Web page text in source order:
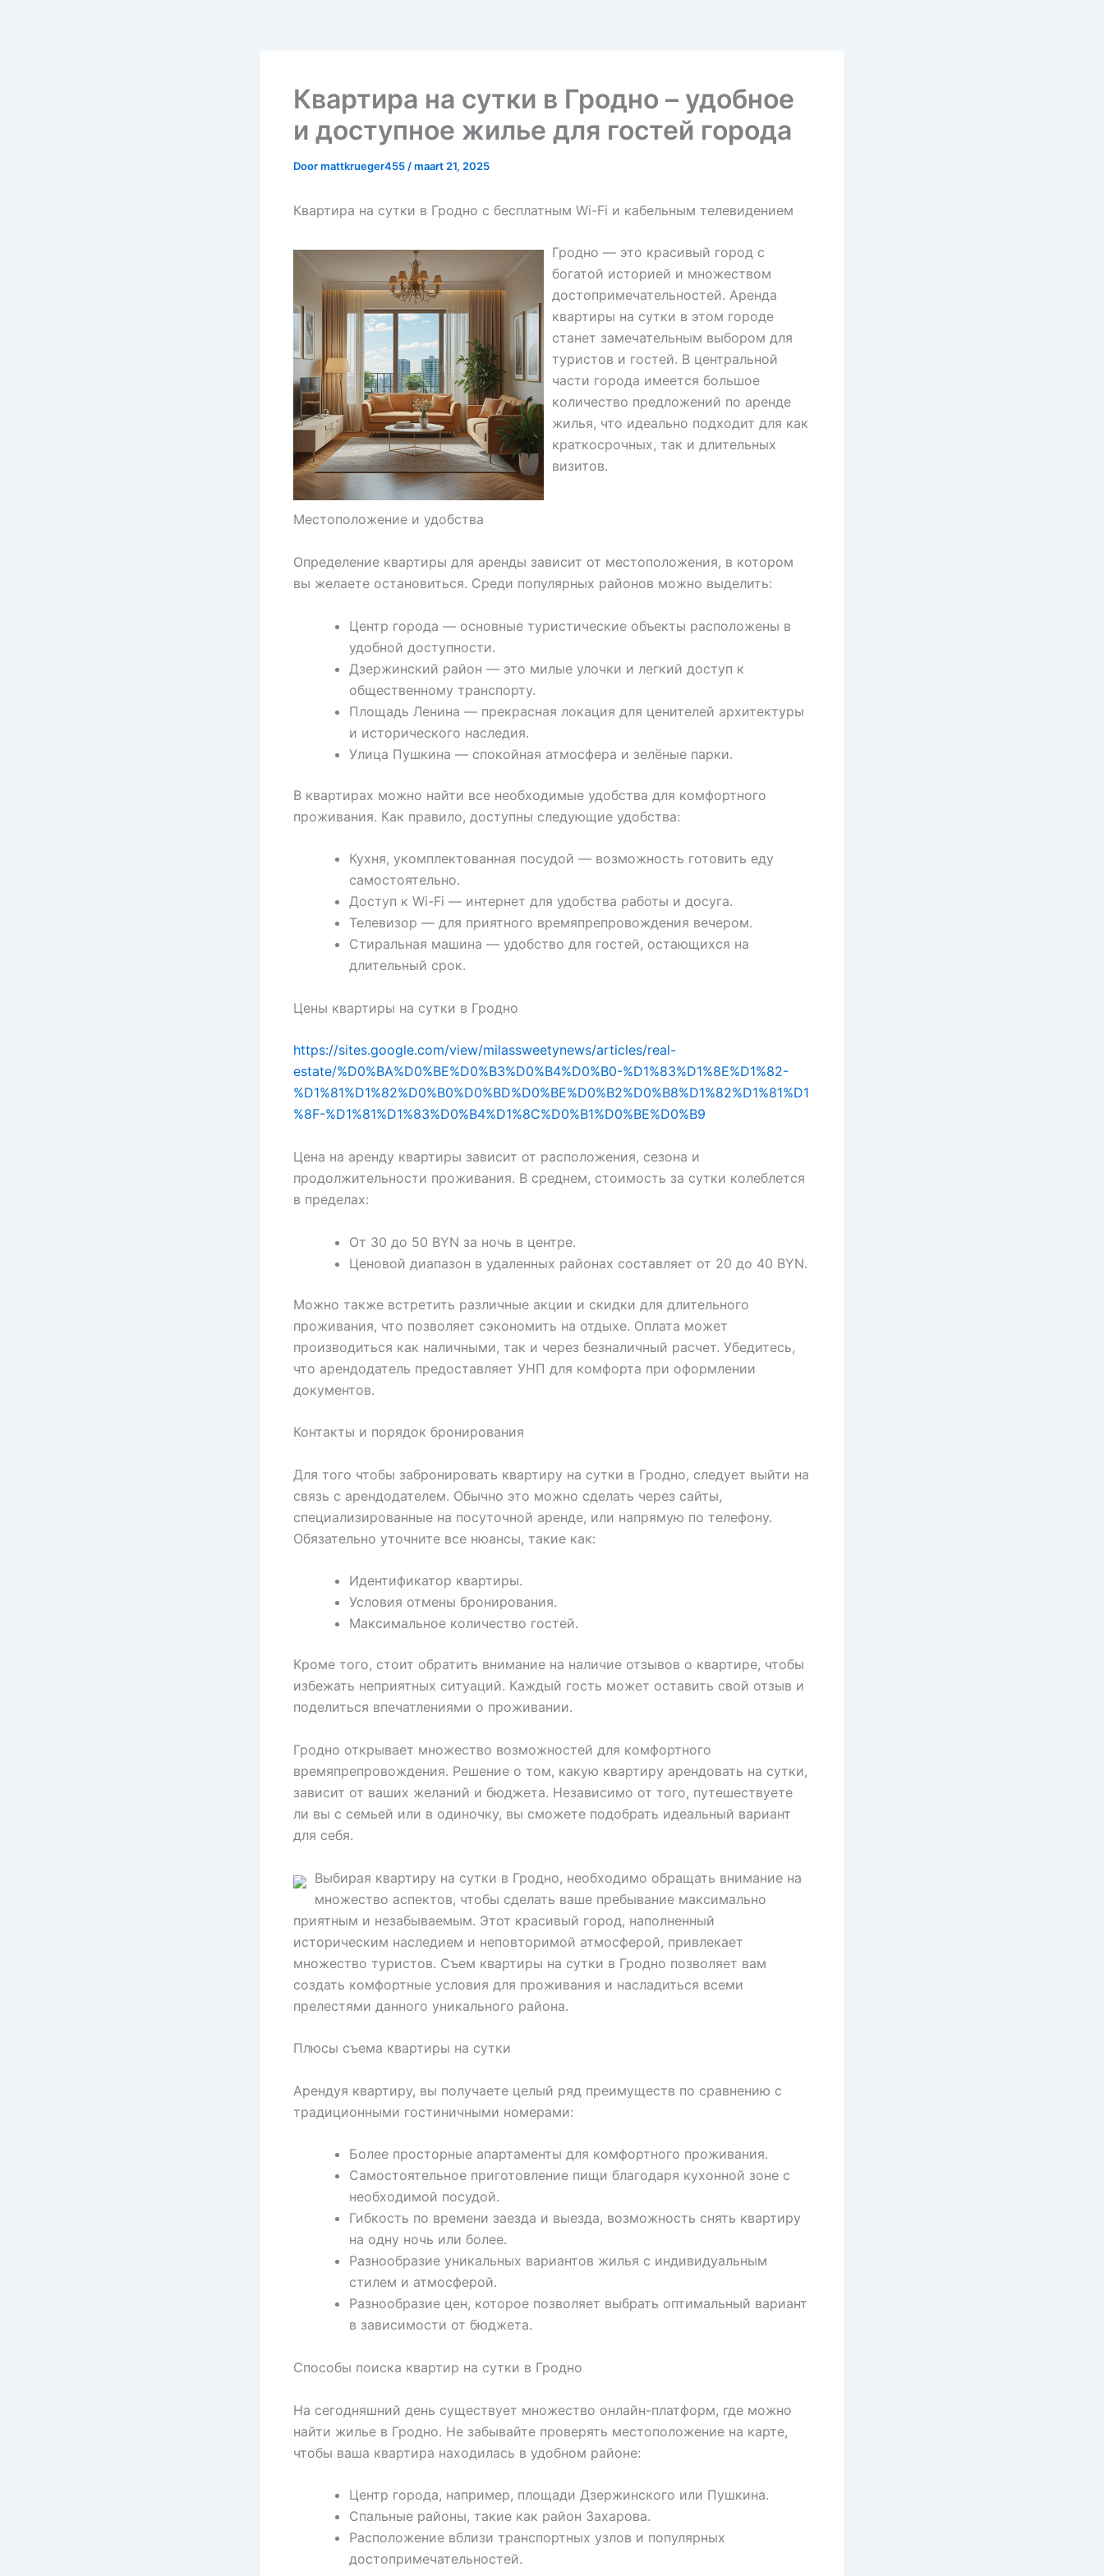
Квартира на сутки в Гродно – удобное
и доступное жилье для гостей города
Doormattkrueger455 /maart 21, 2025
Квартира на сутки в Гродно с бесплатным Wi-Fi и кабельным телевидением
Гродно — это красивый город с
богатой историей и множеством
достопримечательностей. Аренда
квартиры на сутки в этом городе
станет замечательным выбором для
туристов и гостей. В центральной
части города имеется большое
количество предложений по аренде
жилья, что идеально подходит для как
краткосрочных, так и длительных
визитов.
Местоположение и удобства
Определение квартиры для аренды зависит от местоположения, в котором
вы желаете остановиться. Среди популярных районов можно выделить:
Центр города — основные туристические объекты расположены в
удобной доступности.
Дзержинский район — это милые улочки и легкий доступ к
общественному транспорту.
Площадь Ленина — прекрасная локация для ценителей архитектуры
и исторического наследия.
Улица Пушкина — спокойная атмосфера и зелёные парки.
В квартирах можно найти все необходимые удобства для комфортного
проживания. Как правило, доступны следующие удобства:
Кухня, укомплектованная посудой — возможность готовить еду
самостоятельно.
Доступ к Wi-Fi — интернет для удобства работы и досуга.
Телевизор — для приятного времяпрепровождения вечером.
Стиральная машина — удобство для гостей, остающихся на
длительный срок.
Цены квартиры на сутки в Гродно
https://sites.google.com/view/milassweetynews/articles/real-
estate/%D0%BA%D0%BE%D0%B3%D0%B4%D0%B0-%D1%83%D1%8E%D1%82-
%D1%81%D1%82%D0%B0%D0%BD%D0%BE%D0%B2%D0%B8%D1%82%D1%81%D1
%8F-%D1%81%D1%83%D0%B4%D1%8C%D0%B1%D0%BE%D0%B9
Цена на аренду квартиры зависит от расположения, сезона и
продолжительности проживания. В среднем, стоимость за сутки колеблется
в пределах:
От 30 до 50 BYN за ночь в центре.
Ценовой диапазон в удаленных районах составляет от 20 до 40 BYN.
Можно также встретить различные акции и скидки для длительного
проживания, что позволяет сэкономить на отдыхе. Оплата может
производиться как наличными, так и через безналичный расчет. Убедитесь,
что арендодатель предоставляет УНП для комфорта при оформлении
документов.
Контакты и порядок бронирования
Для того чтобы забронировать квартиру на сутки в Гродно, следует выйти на
связь с арендодателем. Обычно это можно сделать через сайты,
специализированные на посуточной аренде, или напрямую по телефону.
Обязательно уточните все нюансы, такие как:
Идентификатор квартиры.
Условия отмены бронирования.
Максимальное количество гостей.
Кроме того, стоит обратить внимание на наличие отзывов о квартире, чтобы
избежать неприятных ситуаций. Каждый гость может оставить свой отзыв и
поделиться впечатлениями о проживании.
Гродно открывает множество возможностей для комфортного
времяпрепровождения. Решение о том, какую квартиру арендовать на сутки,
зависит от ваших желаний и бюджета. Независимо от того, путешествуете
ли вы с семьей или в одиночку, вы сможете подобрать идеальный вариант
для себя.
Выбирая квартиру на сутки в Гродно, необходимо обращать внимание на
множество аспектов, чтобы сделать ваше пребывание максимально
приятным и незабываемым. Этот красивый город, наполненный
историческим наследием и неповторимой атмосферой, привлекает
множество туристов. Съем квартиры на сутки в Гродно позволяет вам
создать комфортные условия для проживания и насладиться всеми
прелестями данного уникального района.
Плюсы съема квартиры на сутки
Арендуя квартиру, вы получаете целый ряд преимуществ по сравнению с
традиционными гостиничными номерами:
Более просторные апартаменты для комфортного проживания.
Самостоятельное приготовление пищи благодаря кухонной зоне с
необходимой посудой.
Гибкость по времени заезда и выезда, возможность снять квартиру
на одну ночь или более.
Разнообразие уникальных вариантов жилья с индивидуальным
стилем и атмосферой.
Разнообразие цен, которое позволяет выбрать оптимальный вариант
в зависимости от бюджета.
Способы поиска квартир на сутки в Гродно
На сегодняшний день существует множество онлайн-платформ, где можно
найти жилье в Гродно. Не забывайте проверять местоположение на карте,
чтобы ваша квартира находилась в удобном районе:
Центр города, например, площади Дзержинского или Пушкина.
Спальные районы, такие как район Захарова.
Расположение вблизи транспортных узлов и популярных
достопримечательностей.